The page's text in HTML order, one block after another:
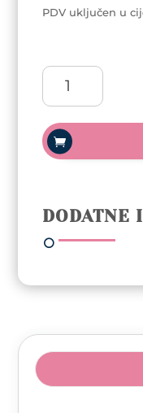
PDV uključen u
Posuda
manikir
-
plava
količina
DODATNE